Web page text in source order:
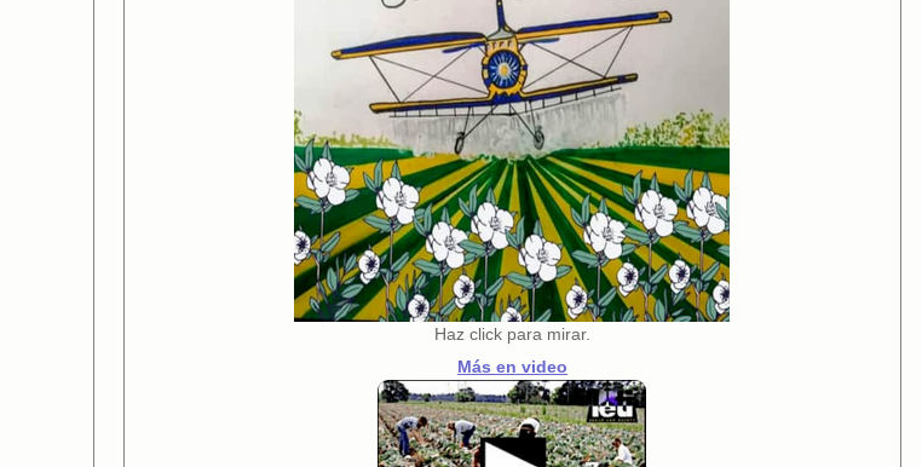
Haz click para mirar.
Más en video